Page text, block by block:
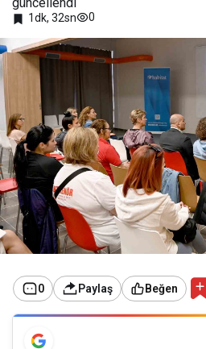
1dk, 32sn 0
0 Paylaş Beğen